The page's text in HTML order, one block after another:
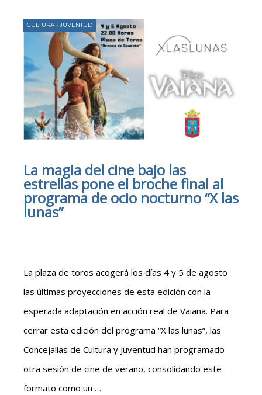
CULTURA • JUVENTUD
La magia del cine bajo las
estrellas pone el broche final al
programa de ocio nocturno “X las
lunas”
La plaza de toros acogerá los días 4 y 5 de agosto
las últimas proyecciones de esta edición con la
esperada adaptación en acción real de Vaiana. Para
cerrar esta edición del programa “X las lunas”, las
Concejalias de Cultura y Juventud han programado
otra sesión de cine de verano, consolidando este
formato como un …